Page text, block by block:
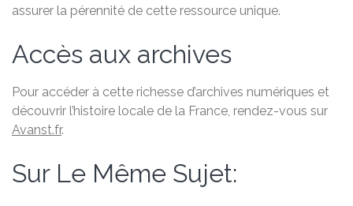
assurer la pérennité de cette ressource unique.
Accès aux archives
Pour accéder à cette richesse d’archives numériques et
découvrir l’histoire locale de la France, rendez-vous sur
Avanst.fr.
Sur Le Même Sujet: